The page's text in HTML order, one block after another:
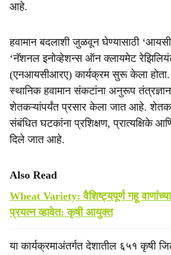
आहे.
हवामान बदलाशी जुळवून घेण्यासाठी
‘नॅशनल इनोव्हेशन्स ऑन क्लायमेट
(एनआयसीआरए) कार्यक्रम सुरू केला होता.
स्थानिक हवामान संकटांना अनुरूप
शेतकऱ्यांपर्यंत प्रसार केला जात आहे.
संबंधित घटकांना प्रशिक्षण, प्रात्यक्षिके आणि
दिले जात आहे.
Also Read
Wheat Variety: वैशिष्ट्यपूर्ण गहू वाणांच्या
प्रयत्न व्हावेत: कृषी आयुक्त
या कार्यक्रमाअंतर्गत देशातील ६५१ कृषी